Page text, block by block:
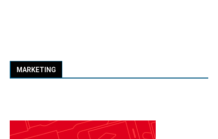
MARKETING